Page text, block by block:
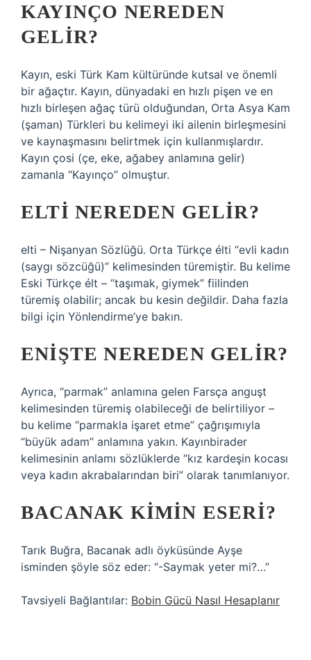
KAYINÇO NEREDEN
GELIR?
Kayın, eski Türk Kam kültüründe kutsal ve önemli
bir ağaçtır. Kayın, dünyadaki en hızlı pişen ve en
hızlı birleşen ağaç türü olduğundan, Orta Asya Kam
(şaman) Türkleri bu kelimeyi iki ailenin birleşmesini
ve kaynaşmasını belirtmek için kullanmışlardır.
Kayın çosi (çe, eke, ağabey anlamına gelir)
zamanla “Kayınço” olmuştur.
ELTI NEREDEN GELIR?
elti – Nişanyan Sözlüğü. Orta Türkçe élti “evli kadın
(saygı sözcüğü)” kelimesinden türemiştir. Bu kelime
Eski Türkçe élt – “taşımak, giymek” fiilinden
türemiş olabilir; ancak bu kesin değildir. Daha fazla
bilgi için Yönlendirme’ye bakın.
ENIŞTE NEREDEN GELIR?
Ayrıca, “parmak” anlamına gelen Farsça anguşt
kelimesinden türemiş olabileceği de belirtiliyor –
bu kelime “parmakla işaret etme” çağrışımıyla
“büyük adam” anlamına yakın. Kayınbirader
kelimesinin anlamı sözlüklerde “kız kardeşin kocası
veya kadın akrabalarından biri” olarak tanımlanıyor.
BACANAK KIMIN ESERI?
Tarık Buğra, Bacanak adlı öyküsünde Ayşe
isminden şöyle söz eder: “-Saymak yeter mi?…”
Tavsiyeli Bağlantılar: Bobin Gücü Nasıl Hesaplanır